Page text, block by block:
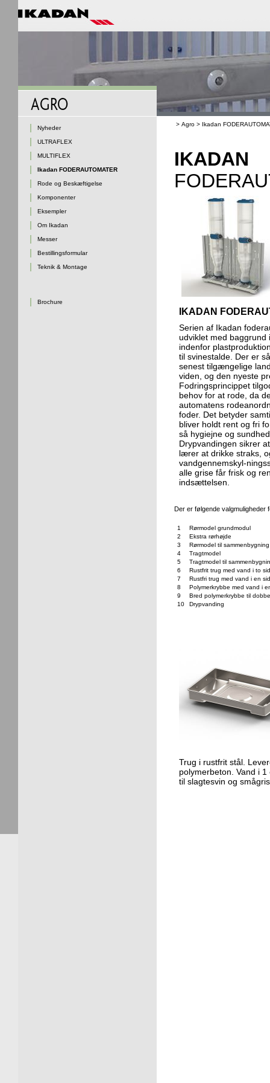
Nyheder
ULTRAFLEX
MULTIFLEX
Ikadan FODERAUTOMATER
Rode og Beskæftigelse
Komponenter
Eksempler
Om Ikadan
Messer
Bestillingsformular
Teknik & Montage
Brochure
> Agro > Ikadan
IKADAN
IKADAN
Serien af Ikadan
udviklet med baggrund
indenfor
til svinestalde. Der er
senest tilgængelige
viden, og den nyeste
Fodringsprincippet
behov for at rode, da
automatens
foder. Det betyder
bliver holdt rent og fri
så hygiejne og
Drypvandingen sikrer
lærer at drikke straks,
vandgennemskyl-
alle grise får frisk og
indsættelsen.
Der er følgende valgmuligheder
1
Rørmodel grundmodul
2
Ekstra rørhøjde
3
Rørmodel til sammenbygning
4
Tragtmodel
5
Tragtmodel til
6
Rustfrit trug med vand i to
7
Rustfri trug med vand i en
8
Polymerkrybbe med vand i
9
Bred polymerkrybbe til
10
Drypvanding
Trug i rustfrit stål.
polymerbeton. Vand i
til slagtesvin og